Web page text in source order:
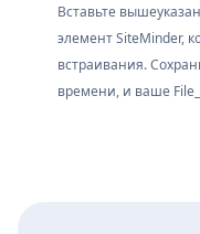
Вставьте
элемент SiteMinder,
встраивания.
времени, и ваше